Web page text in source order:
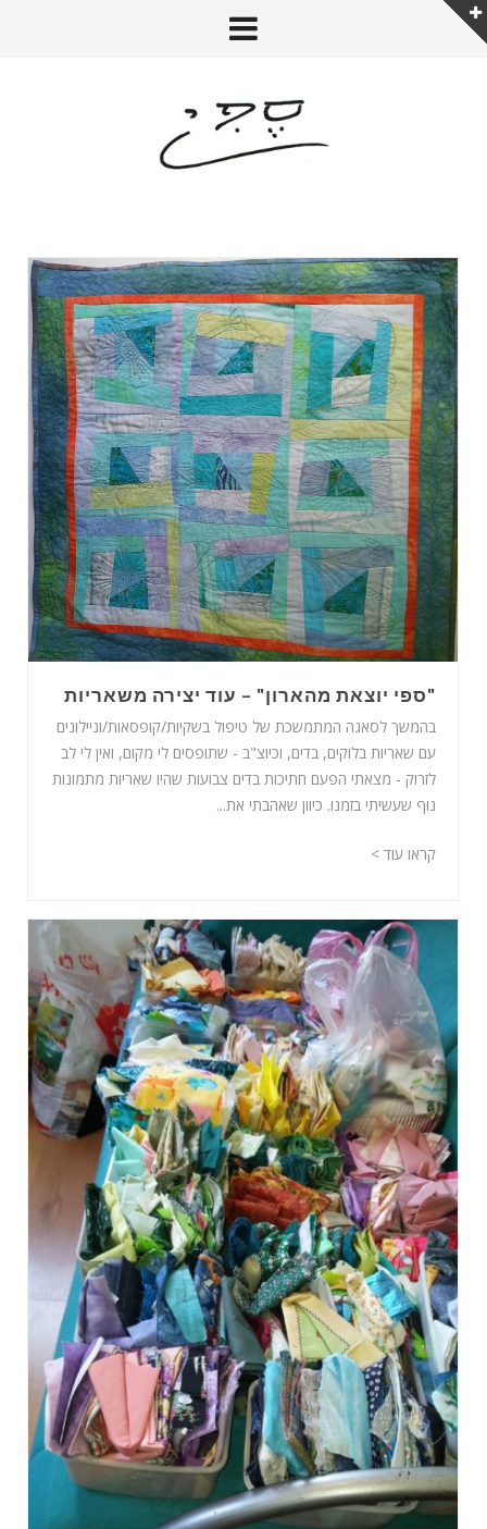
"ספי יוצאת מהארון" – עוד יצירה משאריות
בהמשך לסאגה המתמשכת של טיפול בשקיות/קופסאות/וניילונים
עם שאריות בלוקים, בדים, וכיוצ"ב - שתופסים לי מקום, ואין לי לב
לזרוק - מצאתי הפעם חתיכות בדים צבועות שהיו שאריות מתמונות
נוף שעשיתי בזמנו. כיוון שאהבתי את...
קראו עוד >